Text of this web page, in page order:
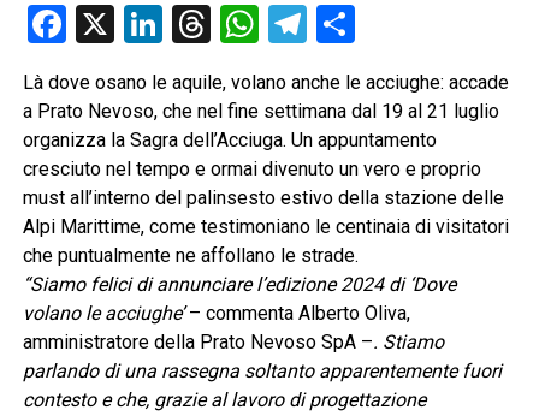
Facebook
X LinkedIn
Threads
WhatsApp
Telegram
Là dove osano le aquile, volano anche le acciughe: accade
a Prato Nevoso, che nel fine settimana dal 19 al 21 luglio
organizza la Sagra dell’Acciuga. Un appuntamento
cresciuto nel tempo e ormai divenuto un vero e proprio
must all’interno del palinsesto estivo della stazione delle
Alpi Marittime, come testimoniano le centinaia di visitatori
che puntualmente ne affollano le strade.
“Siamo felici di annunciare l’edizione 2024 di ‘Dove
volano le acciughe’– commenta Alberto Oliva,
amministratore della Prato Nevoso SpA –. Stiamo
parlando di una rassegna soltanto apparentemente fuori
contesto e che, grazie al lavoro di progettazione